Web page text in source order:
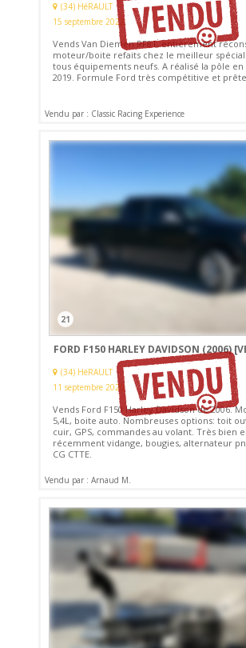
(34) HéRAULT
15 septembre 2022
Vends Van Diemen RF81, entièrement
moteur/boite refaits chez le meilleur
tous équipements neufs. A réalisé la pôle
2019. Formule Ford très compétitive et
Vendu par : Classic Racing Experience
21
FORD F150 HARLEY DAVIDSON (2006)
(34) HéRAULT
11 septembre 2020
Vends Ford F150 Harley Davidson de 2006.
5,4L, boite auto. Nombreuses options: toit
cuir, GPS, commandes au volant. Très bien
récemment vidange, bougies, alternateur
CG CTTE.
Vendu par : Arnaud M.